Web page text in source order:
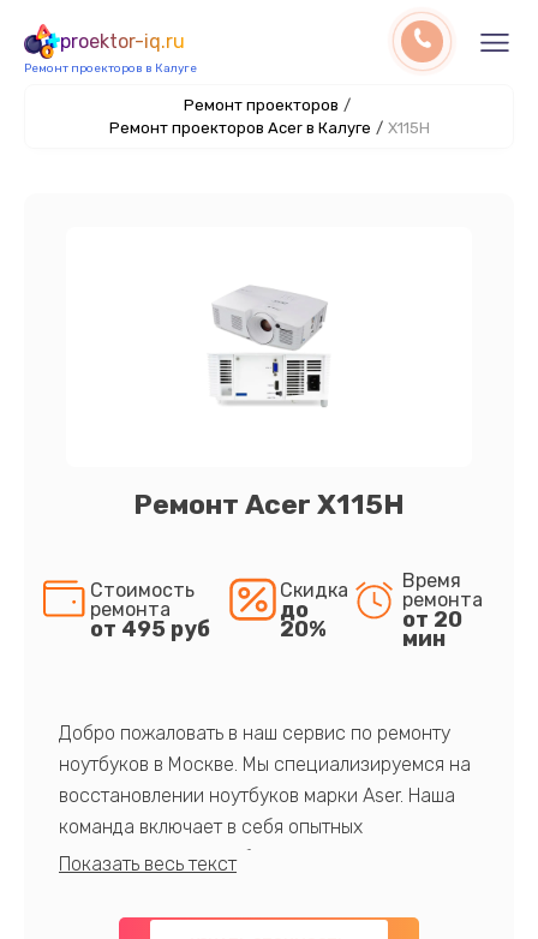
proektor-iq.ru
Ремонт проекторов в Калуге
Ремонт проекторов /
Ремонт проекторов Acer в Калуге / X115H
Ремонт Acer X115H
Стоимость
ремонта
от 495 руб
Скидка
до
20%
Время
ремонта
от 20
мин
Добро пожаловать в наш сервис по ремонту
ноутбуков в Москве. Мы специализируемся на
восстановлении ноутбуков марки Aser. Наша
команда включает в себя опытных
профессионалов с обширными знаниями и
предлагаем быстрый и качественный ремонт с